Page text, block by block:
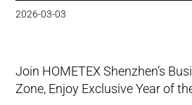
2026-03-03
Join HOMETEX Shenzhen’s
Zone, Enjoy Exclusive Year of